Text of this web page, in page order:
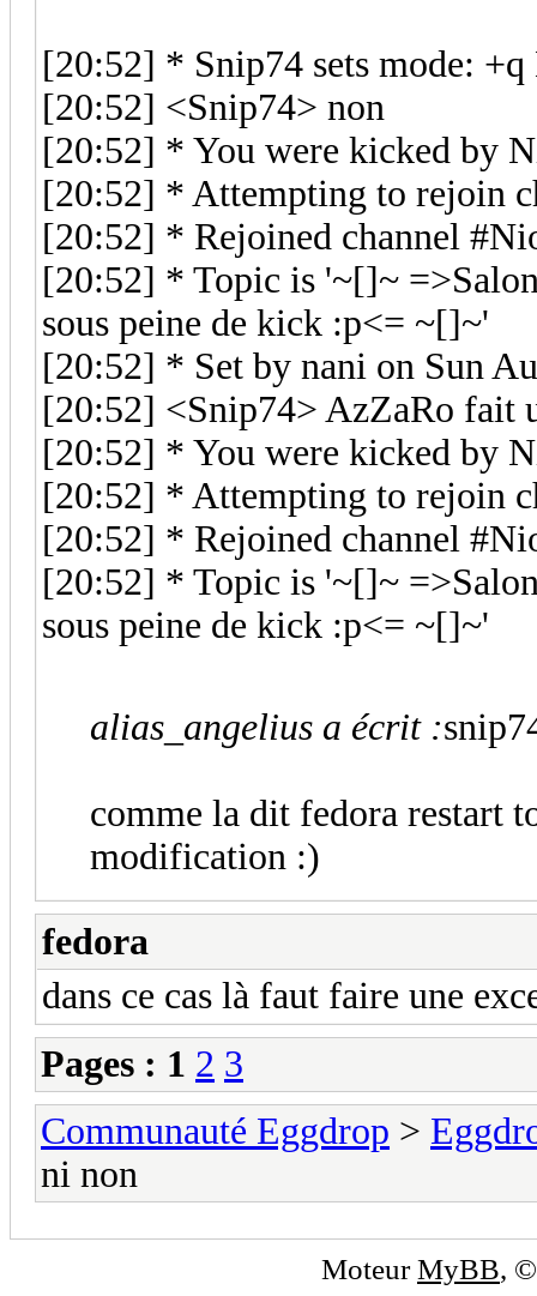
[20:52] * Snip74 sets mode:
[20:52] <Snip74> non
[20:52] * You were kicked by
[20:52] * Attempting to rejoin
[20:52] * Rejoined channel
[20:52] * Topic is '~[]~
sous peine de kick :p<= ~[]~'
[20:52] * Set by nani on Sun
[20:52] <Snip74> AzZaRo fait
[20:52] * You were kicked by
[20:52] * Attempting to rejoin
[20:52] * Rejoined channel
[20:52] * Topic is '~[]~
sous peine de kick :p<= ~[]~'
alias_angelius a écrit :
comme la dit fedora restart
modification :)
fedora
dans ce cas là faut faire une
Pages : 1 2 3
Communauté Eggdrop >
ni non
MoteurMyBB,